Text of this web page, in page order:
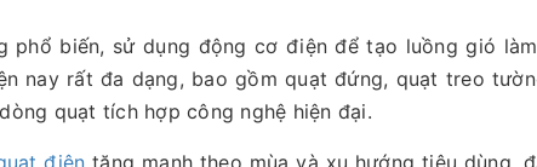
phổ biến, sử dụng động cơ điện để tạo luồng gió
nay rất đa dạng, bao gồm quạt đứng, quạt treo
quạt tích hợp công nghệ hiện đại.
điện tăng mạnh theo mùa và xu hướng tiêu dùng,